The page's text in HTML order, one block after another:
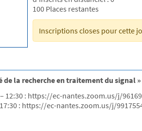
100 Places restantes
Inscriptions closes pour cette
de la recherche en traitement du signal »
12:30 : https://ec-nantes.zoom.us/j/
: https://ec-nantes.zoom.us/j/